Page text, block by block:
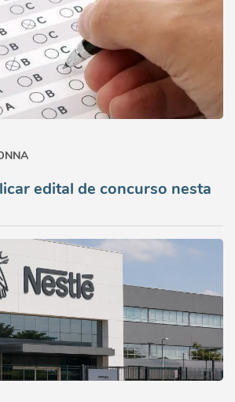
edital de concurso nesta